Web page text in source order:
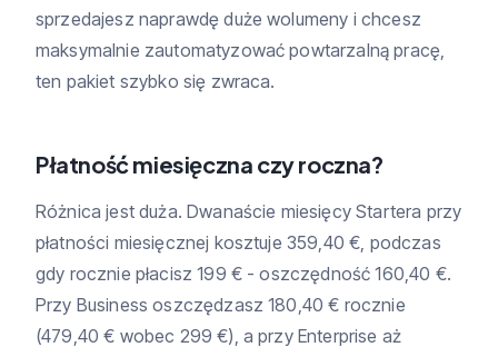
sprzedajesz naprawdę duże wolumeny i chcesz
maksymalnie zautomatyzować powtarzalną pracę,
ten pakiet szybko się zwraca.
Płatność miesięczna czy roczna?
Różnica jest duża. Dwanaście miesięcy Startera przy
płatności miesięcznej kosztuje 359,40 €, podczas
gdy rocznie płacisz 199 € - oszczędność 160,40 €.
Przy Business oszczędzasz 180,40 € rocznie
(479,40 € wobec 299 €), a przy Enterprise aż